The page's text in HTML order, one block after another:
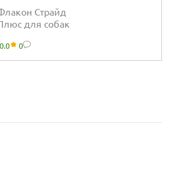
Страйд
для собак
0.0 0